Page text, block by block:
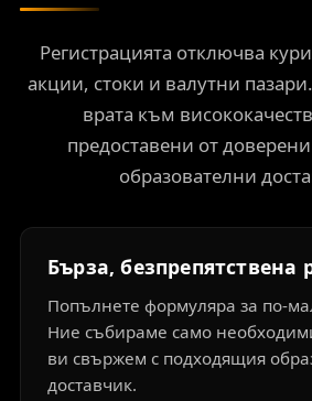
Регистрацията отключва
акции, стоки и валутни
врата към
предоставени от
образователни
Бърза, безпрепятствена
Попълнете формуляра за по-
Ние събираме само
ви свържем с подходящия
доставчик.